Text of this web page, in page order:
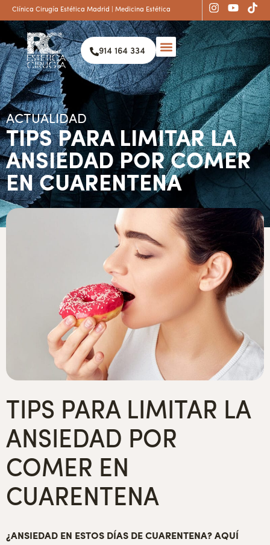
Clínica Cirugía Estética Madrid | Medicina Estética
914 164 334
ACTUALIDAD
TIPS PARA LIMITAR LA
ANSIEDAD POR COMER
EN CUARENTENA
TIPS PARA LIMITAR LA
ANSIEDAD POR
COMER EN
CUARENTENA
¿ANSIEDAD EN ESTOS DÍAS DE CUARENTENA? AQUÍ